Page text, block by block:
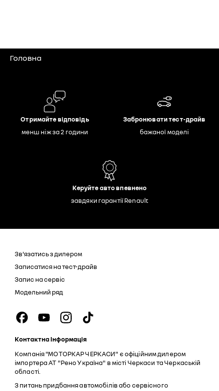
Головна
Отримайте відповідь
менш ніж за 2 години
Забронювати тест-драйв
бажаної моделі
Керуйте авто впевнено
завдяки гарантії Renault
Зв'язатись з дилером
Записатися на тест-драйв
Запис на сервіс
Модельний ряд
Контактна Інформація
Компанія "МОТОРКАР ЧЕРКАСИ" є офіційним дилером
імпортера АТ "Рено Україна" в місті Черкаси та Черкаській
області.
З питань придбання автомобілів або сервісного